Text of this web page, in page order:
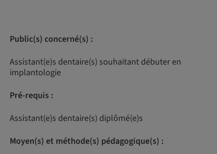
Public(s) concerné(s) :
Assistant(e)s dentaire(s) souhaitant débuter en
implantologie
Pré-requis :
Assistant(e)s dentaire(s) diplômé(e)s
Moyen(s) et méthode(s) pédagogique(s) :